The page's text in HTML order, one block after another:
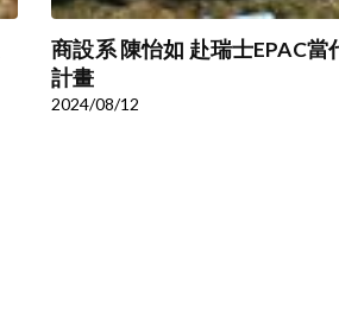
商設系 陳怡如 赴瑞士EPAC
計畫
2024/08/12